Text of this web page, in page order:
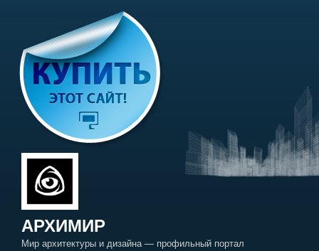
содержимому
АРХИМИР
Мир архитектуры и дизайна — профильный портал